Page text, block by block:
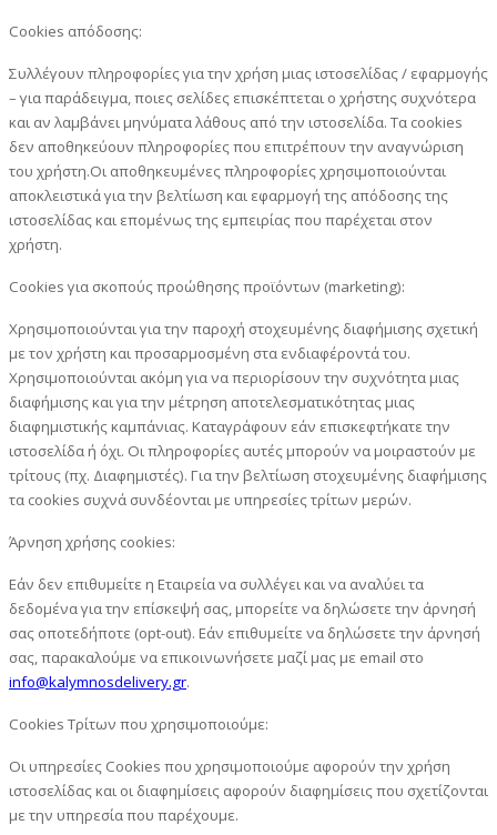
Cookies απόδοσης:
Συλλέγουν πληροφορίες για την χρήση μιας ιστοσελίδας / εφαρμογής
– για παράδειγμα, ποιες σελίδες επισκέπτεται ο χρήστης συχνότερα
και αν λαμβάνει μηνύματα λάθους από την ιστοσελίδα. Τα cookies
δεν αποθηκεύουν πληροφορίες που επιτρέπουν την αναγνώριση
του χρήστη.Οι αποθηκευμένες πληροφορίες χρησιμοποιούνται
αποκλειστικά για την βελτίωση και εφαρμογή της απόδοσης της
ιστοσελίδας και επομένως της εμπειρίας που παρέχεται στον
χρήστη.
Cookies για σκοπούς προώθησης προϊόντων (marketing):
Χρησιμοποιούνται για την παροχή στοχευμένης διαφήμισης σχετική
με τον χρήστη και προσαρμοσμένη στα ενδιαφέροντά του.
Χρησιμοποιούνται ακόμη για να περιορίσουν την συχνότητα μιας
διαφήμισης και για την μέτρηση αποτελεσματικότητας μιας
διαφημιστικής καμπάνιας. Καταγράφουν εάν επισκεφτήκατε την
ιστοσελίδα ή όχι. Οι πληροφορίες αυτές μπορούν να μοιραστούν με
τρίτους (πχ. Διαφημιστές). Για την βελτίωση στοχευμένης διαφήμισης
τα cookies συχνά συνδέονται με υπηρεσίες τρίτων μερών.
Άρνηση χρήσης cookies:
Εάν δεν επιθυμείτε η Εταιρεία να συλλέγει και να αναλύει τα
δεδομένα για την επίσκεψή σας, μπορείτε να δηλώσετε την άρνησή
σας οποτεδήποτε (opt-out). Εάν επιθυμείτε να δηλώσετε την άρνησή
σας, παρακαλούμε να επικοινωνήσετε μαζί μας με email στο
info@kalymnosdelivery.gr.
Cookies Τρίτων που χρησιμοποιούμε:
Οι υπηρεσίες Cookies που χρησιμοποιούμε αφορούν την χρήση
ιστοσελίδας και οι διαφημίσεις αφορούν διαφημίσεις που σχετίζονται
με την υπηρεσία που παρέχουμε.